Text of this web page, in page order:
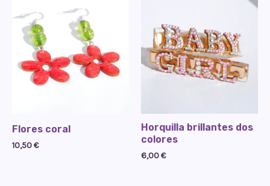
Flores coral
10,50€
Horquilla brillantes dos
colores
6,00€